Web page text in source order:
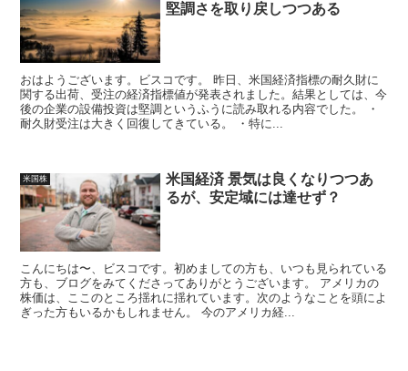
堅調さを取り戻しつつある
おはようございます。ビスコです。 昨日、米国経済指標の耐久財に
関する出荷、受注の経済指標値が発表されました。結果としては、今
後の企業の設備投資は堅調というふうに読み取れる内容でした。 ・
耐久財受注は大きく回復してきている。 ・特に...
米国株
米国経済 景気は良くなりつつあ
るが、安定域には達せず？
こんにちは〜、ビスコです。初めましての方も、いつも見られている
方も、ブログをみてくださってありがとうございます。 アメリカの
株価は、ここのところ揺れに揺れています。次のようなことを頭によ
ぎった方もいるかもしれません。 今のアメリカ経...